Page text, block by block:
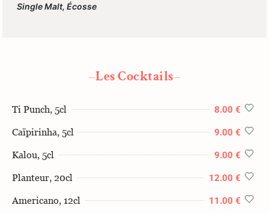
Single Malt, Écosse
—Les Cocktails—
Ti Punch, 5cl 8.00 €
Caïpirinha, 5cl 9.00 €
Kalou, 5cl 9.00 €
Planteur, 20cl 12.00 €
Americano, 12cl 11.00 €